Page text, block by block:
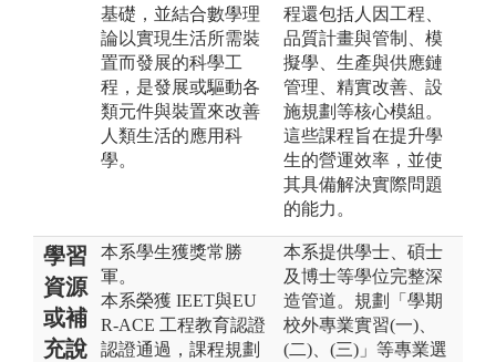
基礎，並結合數學理
論以實現生活所需裝
置而發展的科學工
程，是發展或驅動各
類元件與裝置來改善
人類生活的應用科
學。
程還包括人因工程、
品質計畫與管制、模
擬學、生產與供應鏈
管理、精實改善、設
施規劃等核心模組。
這些課程旨在提升學
生的營運效率，並使
其具備解決實際問題
的能力。
學習
資源
或補
充說
本系學生獲獎常勝
軍。
本系榮獲 IEET與EU
R‑ACE 工程教育認證
認證通過，課程規劃
本系提供學士、碩士
及博士等學位完整深
造管道。規劃「學期
校外專業實習(一)、
(二)、(三)」等專業選